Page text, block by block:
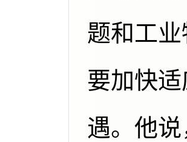
题和工
要加快
遇。他